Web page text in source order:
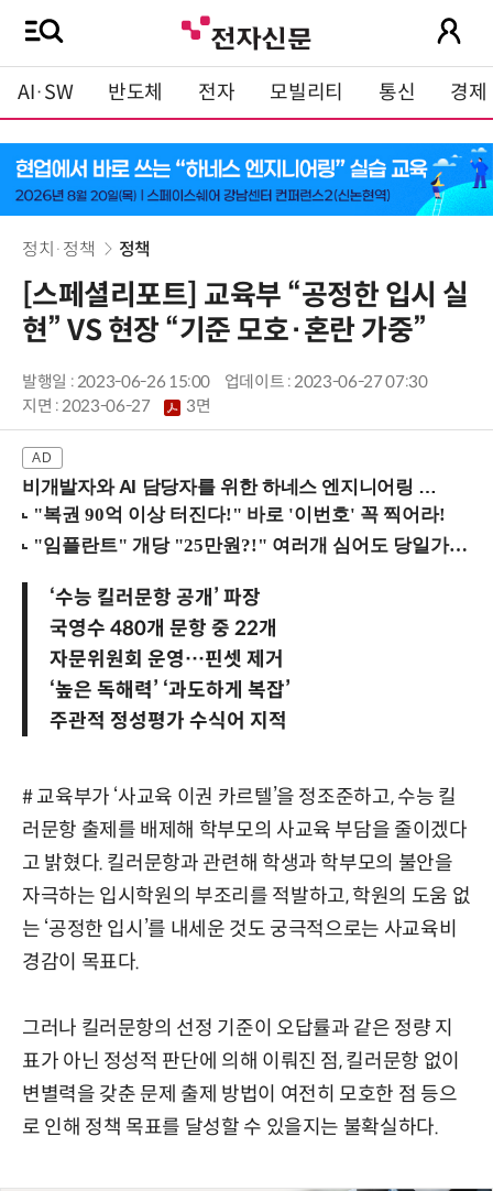
AI·SW 반도체 전자 모빌리티 통신 경제
정치·정책 정책
[스페셜리포트] 교육부 “공정한 입시 실
현” VS 현장 “기준 모호·혼란 가중”
발행일 : 2023-06-26 15:00
업데이트 : 2023-06-27 07:30
지면 :2023-06-27 3면
비개발자와 AI 담당자를 위한 하네스 엔지니어링 입문과정 (8/20 신논현역)
‘수능 킬러문항 공개’ 파장
국영수 480개 문항 중 22개
자문위원회 운영…핀셋 제거
‘높은 독해력’ ‘과도하게 복잡’
주관적 정성평가 수식어 지적
# 교육부가 ‘사교육 이권 카르텔’을 정조준하고, 수능 킬
러문항 출제를 배제해 학부모의 사교육 부담을 줄이겠다
고 밝혔다. 킬러문항과 관련해 학생과 학부모의 불안을
자극하는 입시학원의 부조리를 적발하고, 학원의 도움 없
는 ‘공정한 입시’를 내세운 것도 궁극적으로는 사교육비
경감이 목표다.
그러나 킬러문항의 선정 기준이 오답률과 같은 정량 지
표가 아닌 정성적 판단에 의해 이뤄진 점, 킬러문항 없이
변별력을 갖춘 문제 출제 방법이 여전히 모호한 점 등으
로 인해 정책 목표를 달성할 수 있을지는 불확실하다.